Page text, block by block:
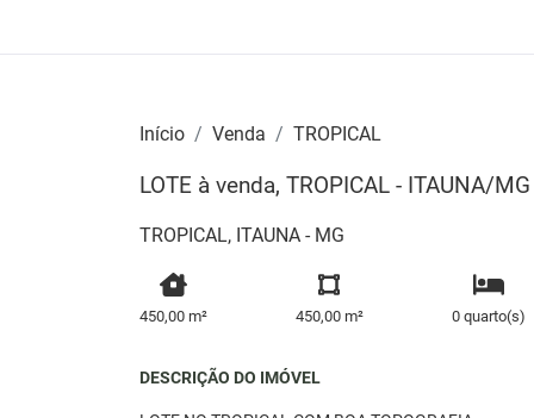
Início Venda TROPICAL
LOTE à venda, TROPICAL - ITAUNA/MG
TROPICAL, ITAUNA - MG
450,00 m² 450,00 m² 0 quarto(s)
DESCRIÇÃO DO IMÓVEL